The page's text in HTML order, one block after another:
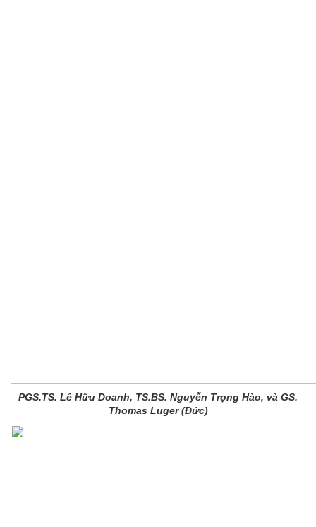
PGS.TS. Lê Hữu Doanh, TS.BS. Nguyễn Trọng Hào, và GS.
Thomas Luger (Đức)